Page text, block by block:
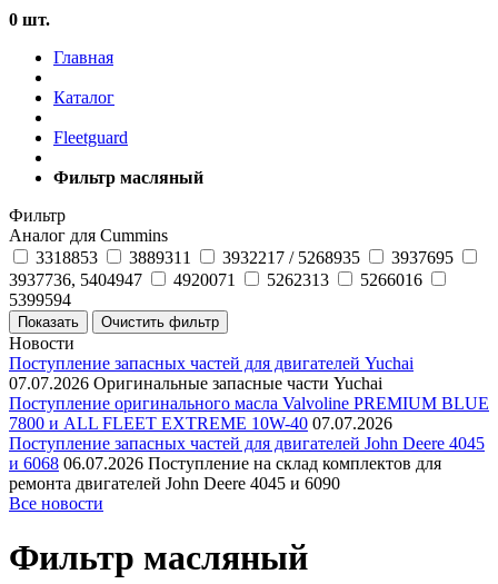
0 шт.
Главная
Каталог
Fleetguard
Фильтр масляный
Фильтр
Аналог для Cummins
3318853
3889311 3932217 / 5268935
3937695
3937736, 5404947
4920071 5262313
5266016
5399594
Новости
Поступление запасных частей для двигателей Yuchai
07.07.2026 Оригинальные запасные части Yuchai
Поступление оригинального масла Valvoline PREMIUM BLUE
7800 и ALL FLEET EXTREME 10W-40 07.07.2026
Поступление запасных частей для двигателей John Deere 4045
и 6068 06.07.2026 Поступление на склад комплектов для
ремонта двигателей John Deere 4045 и 6090
Все новости
Фильтр масляный